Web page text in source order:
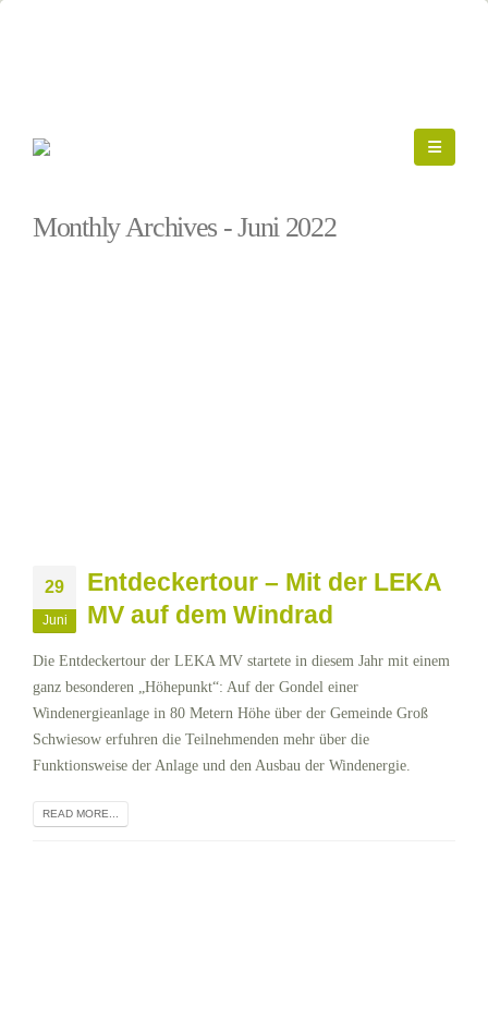
Monthly Archives - Juni 2022
29
Juni
Entdeckertour – Mit der LEKA
MV auf dem Windrad
Die Entdeckertour der LEKA MV startete in diesem Jahr mit einem
ganz besonderen „Höhepunkt“: Auf der Gondel einer
Windenergieanlage in 80 Metern Höhe über der Gemeinde Groß
Schwiesow erfuhren die Teilnehmenden mehr über die
Funktionsweise der Anlage und den Ausbau der Windenergie.
READ MORE...